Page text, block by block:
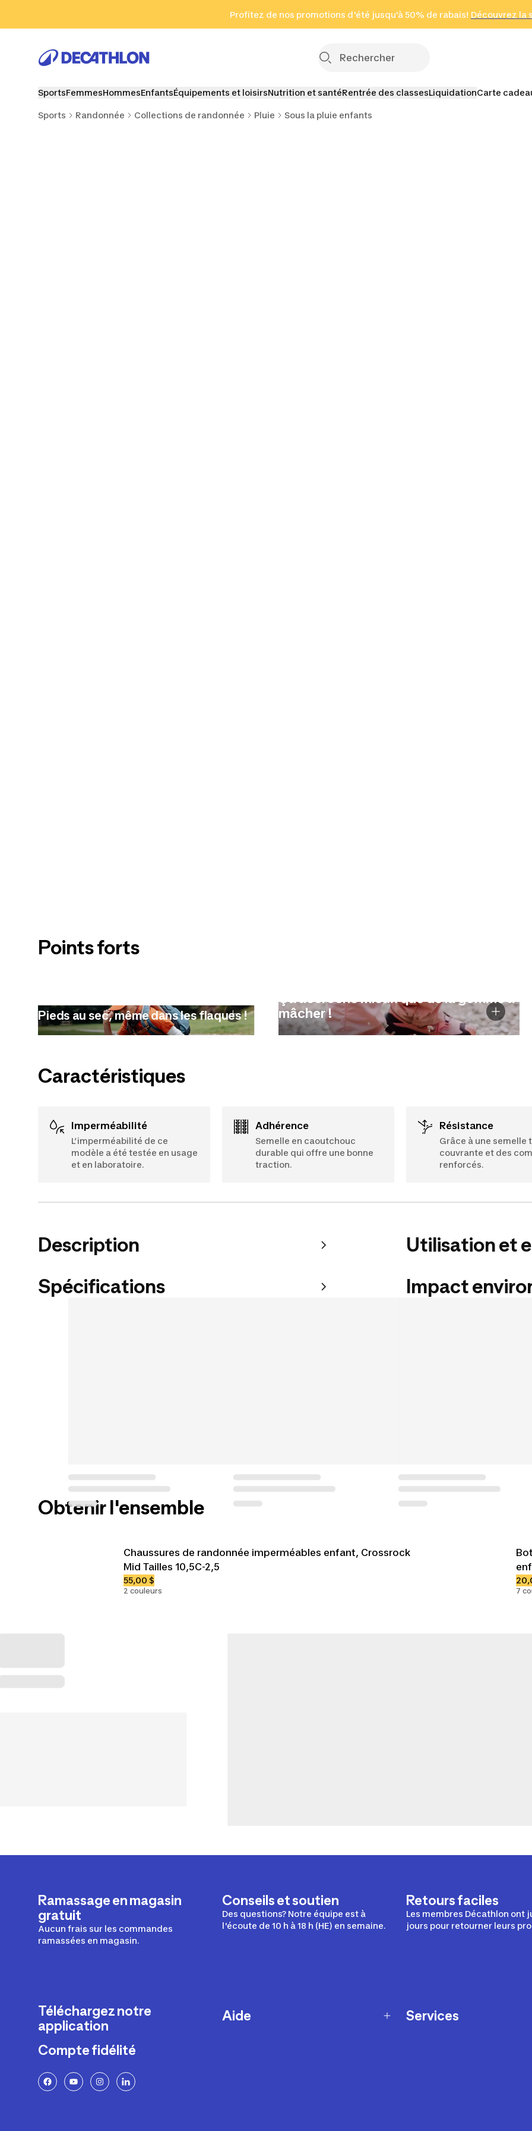
Aller au pied de page
Profitez de nos promotions d'été jusqu'à 50% de rabais! Découvrez la
Cliquez ici
en seulement 2
(Zones sélectionnées)
SportsFemmesHommesEnfantsÉquipements et loisirsNutrition et santéRentrée des classesLiquidationCarte
Sports Randonnée Collections de randonnée Pluie Sous la pluie enfants
Points forts
Pieds au sec, même dans les flaques !
Ça accroche mieux que de la gomme à
mâcher !
Caractéristiques
Imperméabilité
L’imperméabilité de ce
modèle a été testée en usage
et en laboratoire.
Adhérence
Semelle en caoutchouc
durable qui offre une bonne
traction.
Résistance
Grâce à une semelle
couvrante et des
renforcés.
Description
Spécifications
Utilisation et
Impact
Obtenir l'ensemble
Chaussures de randonnée imperméables enfant, Crossrock
Mid Tailles 10,5C-2,5
55,00 $
2 couleurs 7
Ramassage en magasin
gratuit
Aucun frais sur les commandes
ramassées en magasin.
Conseils et soutien
Des questions? Notre équipe est à
l'écoute de 10 h à 18 h (HE) en semaine.
Retours faciles
Les membres Décathlon ont
jours pour retourner leurs
Téléchargez notre
application
Compte fidélité
Aide Services